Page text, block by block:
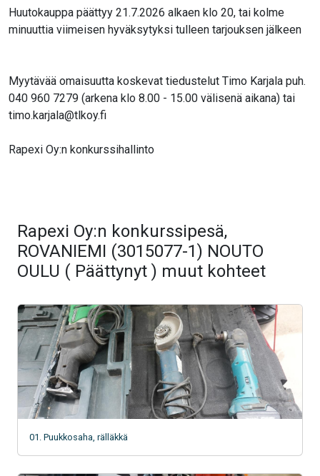
Huutokauppa päättyy 21.7.2026 alkaen klo 20, tai kolme
minuuttia viimeisen hyväksytyksi tulleen tarjouksen jälkeen
Myytävää omaisuutta koskevat tiedustelut Timo Karjala puh.
040 960 7279 (arkena klo 8.00 - 15.00 välisenä aikana) tai
timo.karjala@tlkoy.fi
Rapexi Oy:n konkurssihallinto
Rapexi Oy:n konkurssipesä,
ROVANIEMI (3015077-1) NOUTO
OULU ( Päättynyt ) muut kohteet
01. Puukkosaha, rälläkkä